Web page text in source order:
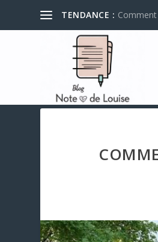
TENDANCE :